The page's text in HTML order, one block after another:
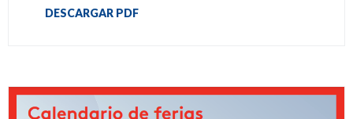
DESCARGAR PDF